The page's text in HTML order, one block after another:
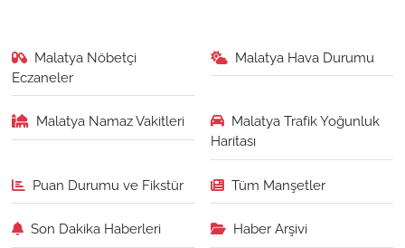
Malatya Nöbetçi
Eczaneler
Malatya Hava Durumu
Malatya Namaz Vakitleri
Malatya Trafik Yoğunluk
Haritası
Puan Durumu ve Fikstür Tüm Manşetler
Son Dakika Haberleri Haber Arşivi